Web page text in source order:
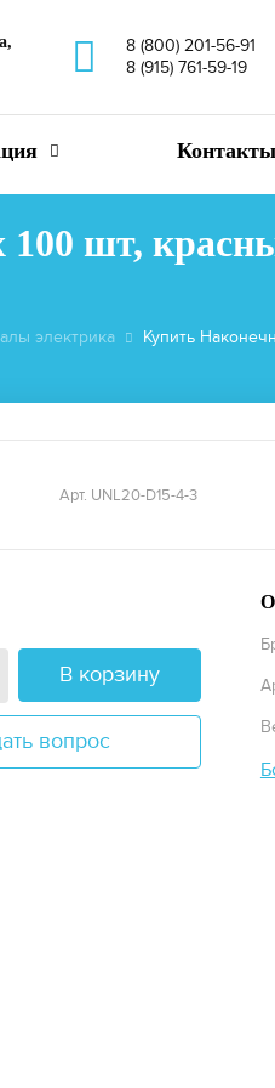
8 (800) 201-56-91
8 (915) 761-59-19
Контакты
шт,
электрика
Купить
Арт. UNL20-D15-4-3
В корзину
вопрос